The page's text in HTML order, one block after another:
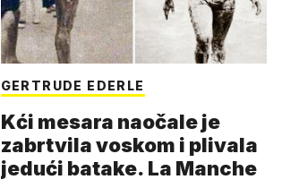
GERTRUDE EDERLE
Kći mesara naočale je
zabrtvila voskom i plivala
jedući batake. La Manche